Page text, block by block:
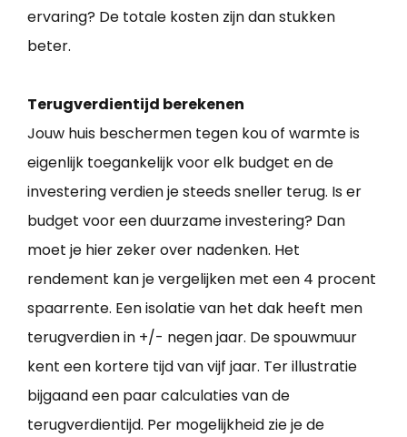
ervaring? De totale kosten zijn dan stukken
beter.
Terugverdientijd berekenen
Jouw huis beschermen tegen kou of warmte is
eigenlijk toegankelijk voor elk budget en de
investering verdien je steeds sneller terug. Is er
budget voor een duurzame investering? Dan
moet je hier zeker over nadenken. Het
rendement kan je vergelijken met een 4 procent
spaarrente. Een isolatie van het dak heeft men
terugverdien in +/- negen jaar. De spouwmuur
kent een kortere tijd van vijf jaar. Ter illustratie
bijgaand een paar calculaties van de
terugverdientijd. Per mogelijkheid zie je de